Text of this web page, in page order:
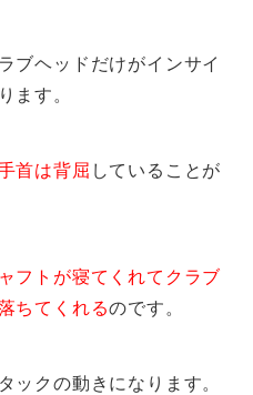
ブヘッドだけがインサイ
ます。
首は背屈 していることが
フトが寝てくれてクラブ
ちてくれるのです。
ックの動きになります。